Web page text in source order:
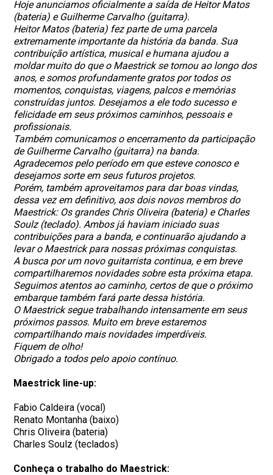
Hoje anunciamos oficialmente a saída de Heitor Matos
(bateria) e Guilherme Carvalho (guitarra).
Heitor Matos (bateria) fez parte de uma parcela
extremamente importante da história da banda. Sua
contribuição artística, musical e humana ajudou a
moldar muito do que o Maestrick se tornou ao longo dos
anos, e somos profundamente gratos por todos os
momentos, conquistas, viagens, palcos e memórias
construídas juntos. Desejamos a ele todo sucesso e
felicidade em seus próximos caminhos, pessoais e
profissionais.
Também comunicamos o encerramento da participação
de Guilherme Carvalho (guitarra) na banda.
Agradecemos pelo período em que esteve conosco e
desejamos sorte em seus futuros projetos.
Porém, também aproveitamos para dar boas vindas,
dessa vez em definitivo, aos dois novos membros do
Maestrick: Os grandes Chris Oliveira (bateria) e Charles
Soulz (teclado). Ambos já haviam iniciado suas
contribuições para a banda, e continuarão ajudando a
levar o Maestrick para nossas próximas conquistas.
A busca por um novo guitarrista continua, e em breve
compartilharemos novidades sobre esta próxima etapa.
Seguimos atentos ao caminho, certos de que o próximo
embarque também fará parte dessa história.
O Maestrick segue trabalhando intensamente em seus
próximos passos. Muito em breve estaremos
compartilhando mais novidades imperdíveis.
Fiquem de olho!
Obrigado a todos pelo apoio contínuo.
Maestrick line-up:
Fabio Caldeira (vocal)
Renato Montanha (baixo)
Chris Oliveira (bateria)
Charles Soulz (teclados)
Conheça o trabalho do Maestrick: